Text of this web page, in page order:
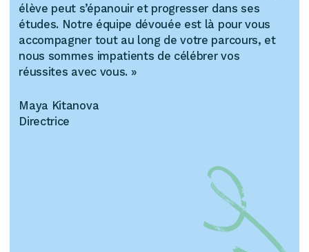
élève peut s’épanouir et progresser dans ses
études. Notre équipe dévouée est là pour vous
accompagner tout au long de votre parcours, et
nous sommes impatients de célébrer vos
réussites avec vous. »
Maya Kitanova
Directrice